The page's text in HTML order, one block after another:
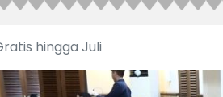
hingga Juli